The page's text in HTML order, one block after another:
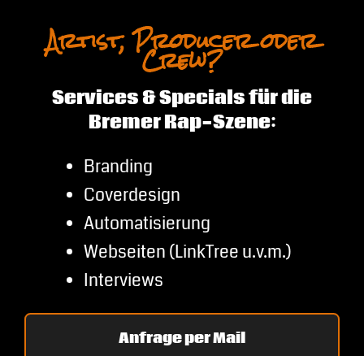
Artist, Producer oder
Crew?
Services & Specials für die
Bremer Rap-Szene:
Branding
Coverdesign
Automatisierung
Webseiten (LinkTree u.v.m.)
Interviews
Anfrage per Mail